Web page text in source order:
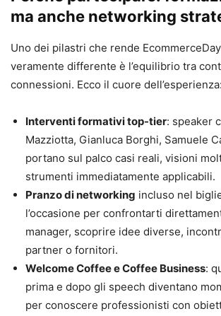
ma anche networking
Uno dei pilastri che rende
veramente differente è l’equilibrio tra
connessioni. Ecco il cuore dell’esperienza:
Interventi formativi top-tier: speaker
Mazziotta, Gianluca Borghi, Samuele
portano sul palco casi reali, visioni
strumenti immediatamente applicabili.
Pranzo di networking incluso nel
l’occasione per confrontarti
manager, scoprire idee diverse,
partner o fornitori.
Welcome Coffee e Coffee Business:
prima e dopo gli speech diventano
per conoscere professionisti con